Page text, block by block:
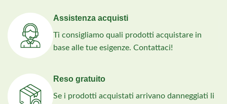
Assistenza acquisti
Ti consigliamo quali prodotti acquistare in
base alle tue esigenze. Contattaci!
Reso gratuito
Se i prodotti acquistati arrivano danneggiati li